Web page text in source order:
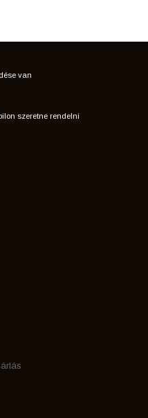
van
szeretne rendelni